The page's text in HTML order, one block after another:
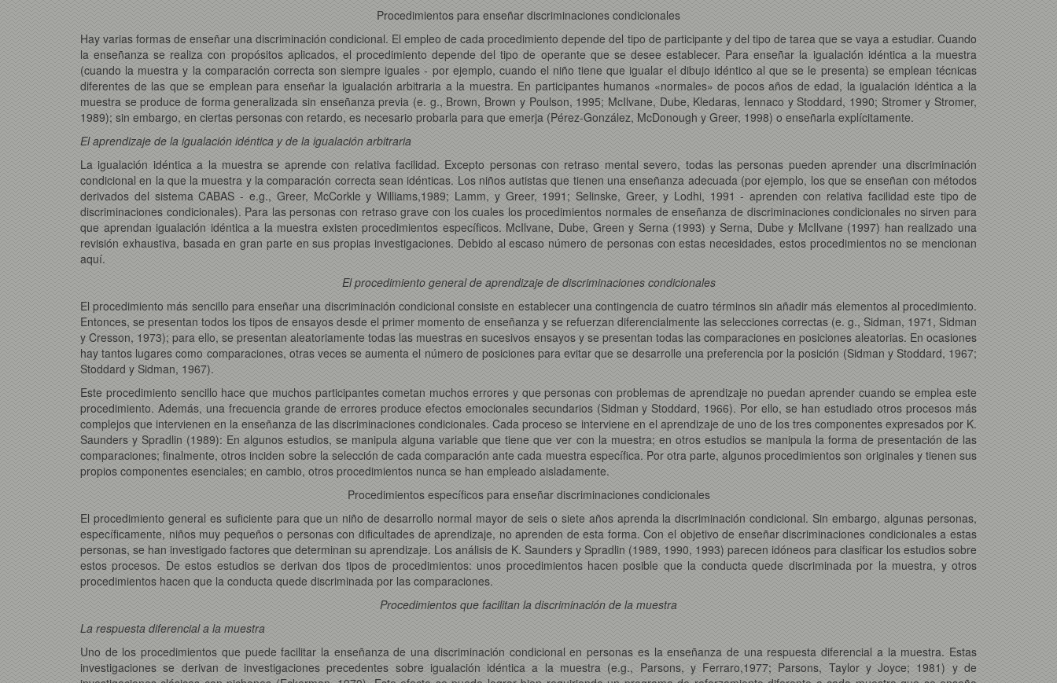
Procedimientos para enseñar discriminaciones condicionales
Hay varias formas de enseñar una discriminación condicional. El empleo de cada procedimiento depende del tipo de participante y del tipo de tarea que se vaya a estudiar. Cuando
la enseñanza se realiza con propósitos aplicados, el procedimiento depende del tipo de operante que se desee establecer. Para enseñar la igualación idéntica a la muestra
(cuando la muestra y la comparación correcta son siempre iguales - por ejemplo, cuando el niño tiene que igualar el dibujo idéntico al que se le presenta) se emplean técnicas
diferentes de las que se emplean para enseñar la igualación arbitraria a la muestra. En participantes humanos «normales» de pocos años de edad, la igualación idéntica a la
muestra se produce de forma generalizada sin enseñanza previa (e. g., Brown, Brown y Poulson, 1995; McIlvane, Dube, Kledaras, Iennaco y Stoddard, 1990; Stromer y Stromer,
1989); sin embargo, en ciertas personas con retardo, es necesario probarla para que emerja (Pérez-González, McDonough y Greer, 1998) o enseñarla explícitamente.
El aprendizaje de la igualación idéntica y de la igualación arbitraria
La igualación idéntica a la muestra se aprende con relativa facilidad. Excepto personas con retraso mental severo, todas las personas pueden aprender una discriminación
condicional en la que la muestra y la comparación correcta sean idénticas. Los niños autistas que tienen una enseñanza adecuada (por ejemplo, los que se enseñan con métodos
derivados del sistema CABAS - e.g., Greer, McCorkle y Williams,1989; Lamm, y Greer, 1991; Selinske, Greer, y Lodhi, 1991 - aprenden con relativa facilidad este tipo de
discriminaciones condicionales). Para las personas con retraso grave con los cuales los procedimientos normales de enseñanza de discriminaciones condicionales no sirven para
que aprendan igualación idéntica a la muestra existen procedimientos específicos. McIlvane, Dube, Green y Serna (1993) y Serna, Dube y McIlvane (1997) han realizado una
revisión exhaustiva, basada en gran parte en sus propias investigaciones. Debido al escaso número de personas con estas necesidades, estos procedimientos no se mencionan
aquí.
El procedimiento general de aprendizaje de discriminaciones condicionales
El procedimiento más sencillo para enseñar una discriminación condicional consiste en establecer una contingencia de cuatro términos sin añadir más elementos al procedimiento.
Entonces, se presentan todos los tipos de ensayos desde el primer momento de enseñanza y se refuerzan diferencialmente las selecciones correctas (e. g., Sidman, 1971, Sidman
y Cresson, 1973); para ello, se presentan aleatoriamente todas las muestras en sucesivos ensayos y se presentan todas las comparaciones en posiciones aleatorias. En ocasiones
hay tantos lugares como comparaciones, otras veces se aumenta el número de posiciones para evitar que se desarrolle una preferencia por la posición (Sidman y Stoddard, 1967;
Stoddard y Sidman, 1967).
Este procedimiento sencillo hace que muchos participantes cometan muchos errores y que personas con problemas de aprendizaje no puedan aprender cuando se emplea este
procedimiento. Además, una frecuencia grande de errores produce efectos emocionales secundarios (Sidman y Stoddard, 1966). Por ello, se han estudiado otros procesos más
complejos que intervienen en la enseñanza de las discriminaciones condicionales. Cada proceso se interviene en el aprendizaje de uno de los tres componentes expresados por K.
Saunders y Spradlin (1989): En algunos estudios, se manipula alguna variable que tiene que ver con la muestra; en otros estudios se manipula la forma de presentación de las
comparaciones; finalmente, otros inciden sobre la selección de cada comparación ante cada muestra específica. Por otra parte, algunos procedimientos son originales y tienen sus
propios componentes esenciales; en cambio, otros procedimientos nunca se han empleado aisladamente.
Procedimientos específicos para enseñar discriminaciones condicionales
El procedimiento general es suficiente para que un niño de desarrollo normal mayor de seis o siete años aprenda la discriminación condicional. Sin embargo, algunas personas,
específicamente, niños muy pequeños o personas con dificultades de aprendizaje, no aprenden de esta forma. Con el objetivo de enseñar discriminaciones condicionales a estas
personas, se han investigado factores que determinan su aprendizaje. Los análisis de K. Saunders y Spradlin (1989, 1990, 1993) parecen idóneos para clasificar los estudios sobre
estos procesos. De estos estudios se derivan dos tipos de procedimientos: unos procedimientos hacen posible que la conducta quede discriminada por la muestra, y otros
procedimientos hacen que la conducta quede discriminada por las comparaciones.
Procedimientos que facilitan la discriminación de la muestra
La respuesta diferencial a la muestra
Uno de los procedimientos que puede facilitar la enseñanza de una discriminación condicional en personas es la enseñanza de una respuesta diferencial a la muestra. Estas
investigaciones se derivan de investigaciones precedentes sobre igualación idéntica a la muestra (e.g., Parsons, y Ferraro,1977; Parsons, Taylor y Joyce; 1981) y de